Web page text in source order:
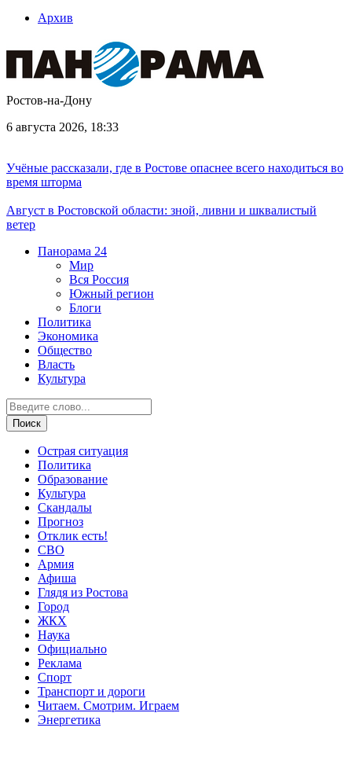
Архив
Ростов-на-Дону
6 августа 2026, 18:33
Учёные рассказали, где в Ростове опаснее всего находиться во
время шторма
Август в Ростовской области: зной, ливни и шквалистый
ветер
Панорама 24
Мир
Вся Россия
Южный регион
Блоги
Политика
Экономика
Общество
Власть
Культура
Острая ситуация
Политика
Образование
Культура
Скандалы
Прогноз
Отклик есть!
СВО
Армия
Афиша
Глядя из Ростова
Город
ЖКХ
Наука
Официально
Реклама
Спорт
Транспорт и дороги
Читаем. Смотрим. Играем
Энергетика